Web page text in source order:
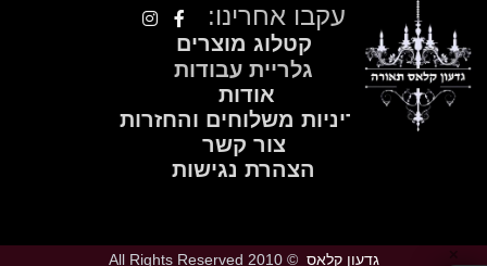
עקבו אחרינו:
קטלוג מוצרים
גלריית עבודות
אודות
מדיניות משלוחים והחזרות
צור קשר
הצהרת נגישות
גדעון קלאס© 2010 All Rights Reserved